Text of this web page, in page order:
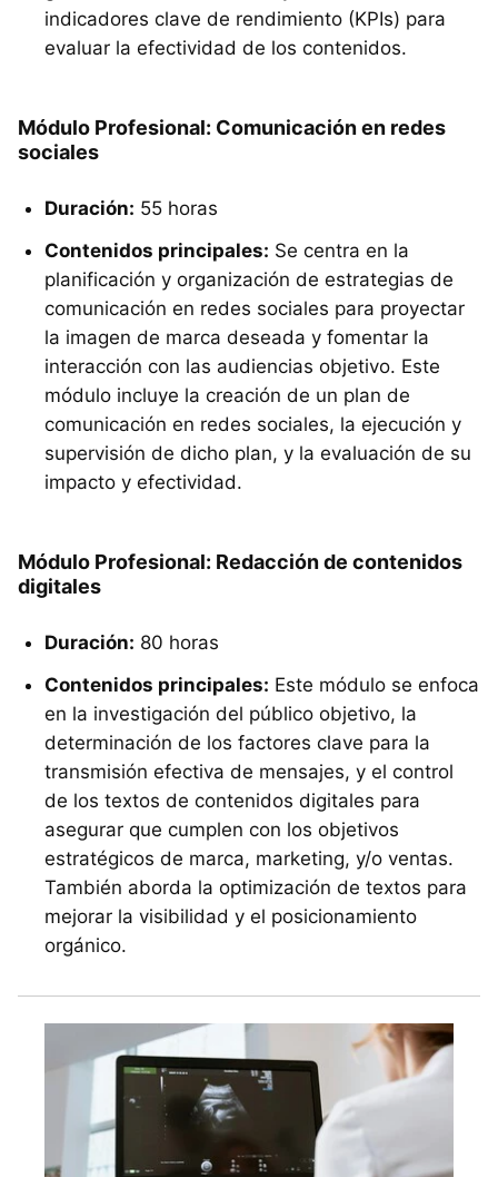
indicadores clave de rendimiento (KPIs) para
evaluar la efectividad de los contenidos.
Módulo Profesional: Comunicación en redes
sociales
Duración: 55 horas
Contenidos principales: Se centra en la
planificación y organización de estrategias de
comunicación en redes sociales para proyectar
la imagen de marca deseada y fomentar la
interacción con las audiencias objetivo. Este
módulo incluye la creación de un plan de
comunicación en redes sociales, la ejecución y
supervisión de dicho plan, y la evaluación de su
impacto y efectividad.
Módulo Profesional: Redacción de contenidos
digitales
Duración: 80 horas
Contenidos principales: Este módulo se enfoca
en la investigación del público objetivo, la
determinación de los factores clave para la
transmisión efectiva de mensajes, y el control
de los textos de contenidos digitales para
asegurar que cumplen con los objetivos
estratégicos de marca, marketing, y/o ventas.
También aborda la optimización de textos para
mejorar la visibilidad y el posicionamiento
orgánico.